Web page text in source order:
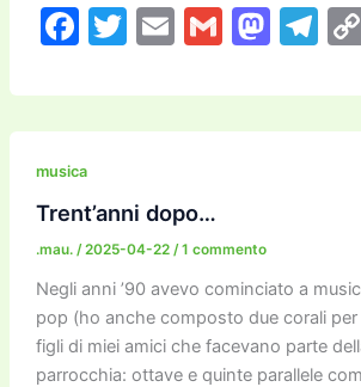
F
c
e
b
o
o
k
T
itt
er
E
ai
l
G
ai
l
M
st
o
T
e
gr
musica
Trent’anni dopo…
.mau. /2025-04-22 /1 commento
Negli anni ’90 avevo cominciato a
pop (ho anche composto due corali
figli di miei amici che facevano parte
parrocchia: ottave e quinte parallele